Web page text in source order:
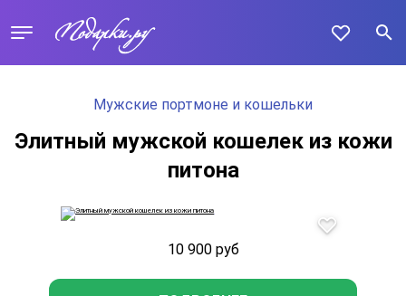
Мужские портмоне и кошельки
Элитный мужской кошелек из кожи
питона
10 900 руб